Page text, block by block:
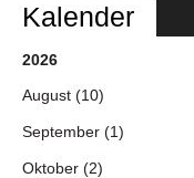
Kalender
2026
August (10)
September (1)
Oktober (2)